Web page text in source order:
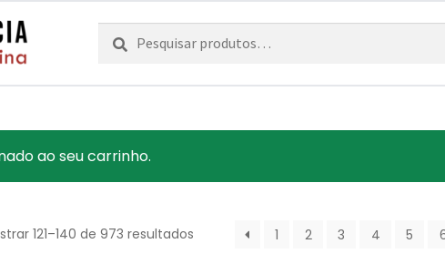
Pesquisar
por:
Pesquisa
ao seu carrinho.
121–140 de 973 resultados 1 2 3 4 5